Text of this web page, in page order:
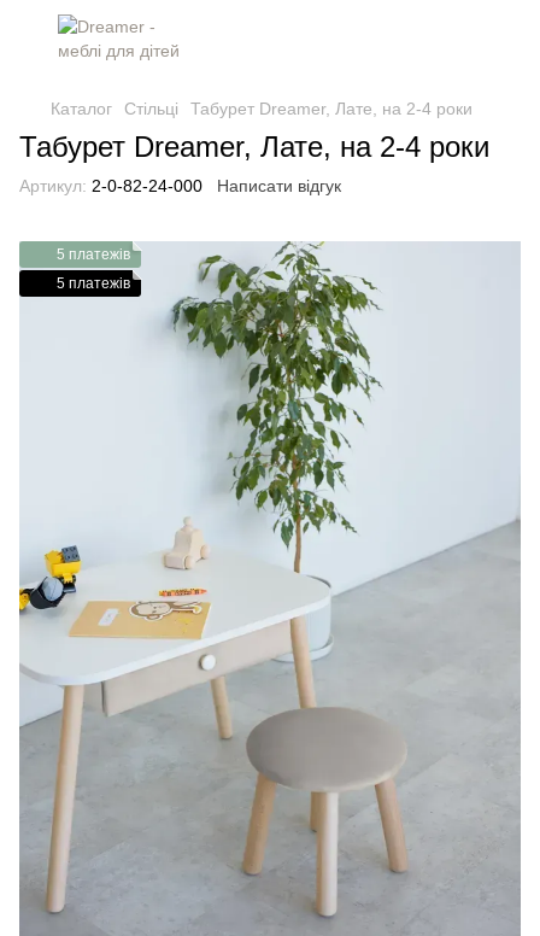
Каталог Стільці Табурет Dreamer, Лате, на 2-4 роки
Табурет Dreamer, Лате, на 2-4 роки
Артикул: 2-0-82-24-000 Написати відгук
5 платежів
5 платежів